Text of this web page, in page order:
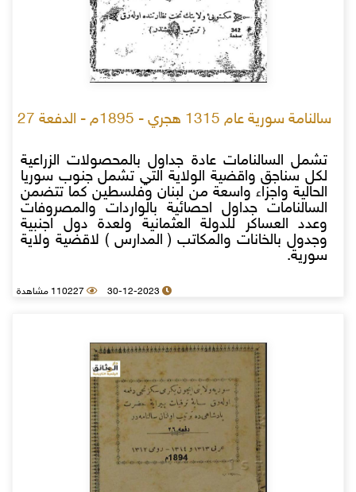
سالنامة سورية عام 1315 هجري - 1895م - الدفعة 27
تشمل السالنامات عادة جداول بالمحصولات الزراعية
لكل سناجق واقضية الولاية التي تشمل جنوب سوريا
الحالية واجزاء واسعة من لبنان وفلسطين كما تتضمن
السالنامات جداول احصائية بالواردات والمصروفات
وعدد العساكر للدولة العثمانية ولعدة دول اجنبية
وجدول بالخانات والمكاتب ( المدارس ) لاقضية ولاية
سورية.
30-12-2023 110227 مشاهدة